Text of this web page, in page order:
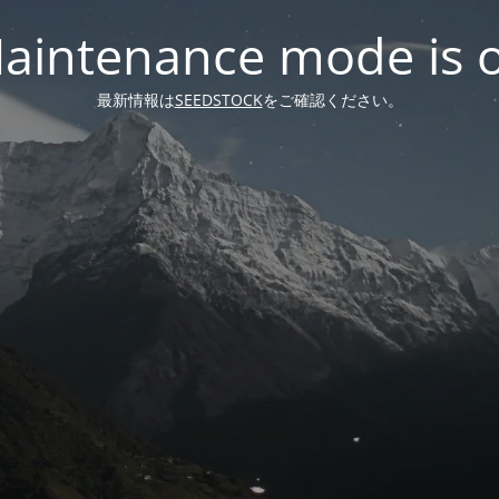
mode is
最新情報はSEEDSTOCKをご確認ください。